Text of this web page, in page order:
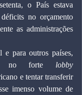
o País estava
no orçamento
as administrações
para outros países,
no forte
e tentar transferir
imenso volume de